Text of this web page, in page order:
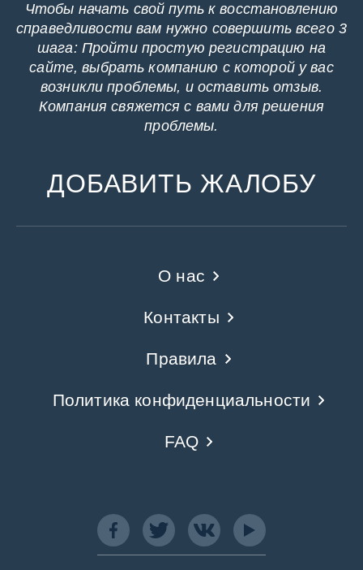
Чтобы начать свой путь к восстановлению
справедливости вам нужно совершить всего 3
шага: Пройти простую регистрацию на
сайте, выбрать компанию с которой у вас
возникли проблемы, и оставить отзыв.
Компания свяжется с вами для решения
проблемы.
ДОБАВИТЬ ЖАЛОБУ
О нас
Контакты
Правила
Политика конфиденциальности
FAQ